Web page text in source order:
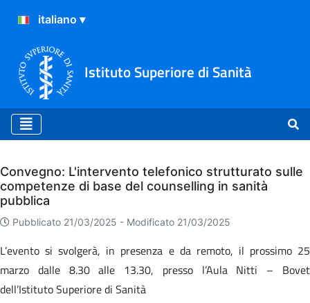
Istituto Superiore di Sanità
Archivio
Convegno: L'intervento telefonico strutturato sulle
competenze di base del counselling in sanità
pubblica
Pubblicato 21/03/2025 - Modificato 21/03/2025
L’evento si svolgerà, in presenza e da remoto, il prossimo 25
marzo dalle 8.30 alle 13.30, presso l’Aula Nitti – Bovet
dell’Istituto Superiore di Sanità